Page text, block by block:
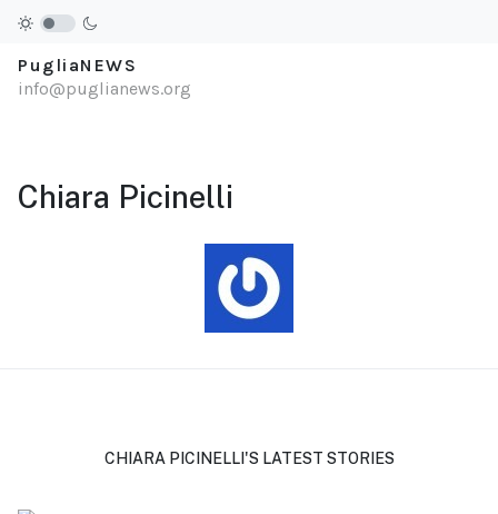
PugliaNEWS
info@puglianews.org
Chiara Picinelli
CHIARA PICINELLI'S LATEST STORIES